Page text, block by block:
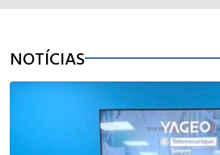
NOTÍCIAS